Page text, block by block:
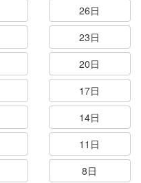
26日
23日
20日
17日
14日
11日
8日